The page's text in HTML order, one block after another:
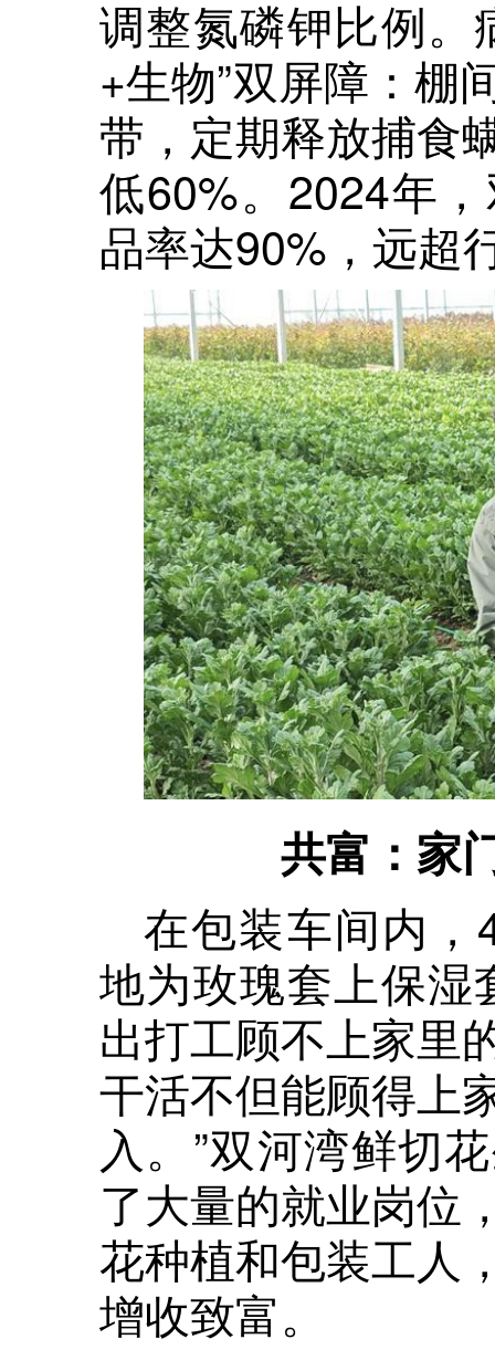
调整氮磷钾比例。
+生物”双屏障：棚
带，定期释放捕食
低60%。2024年
品率达90%，远超
共富：家
在包装车间内
地为玫瑰套上保湿
出打工顾不上家里
干活不但能顾得上
入。”双河湾鲜切
了大量的就业岗位
花种植和包装工人
增收致富。